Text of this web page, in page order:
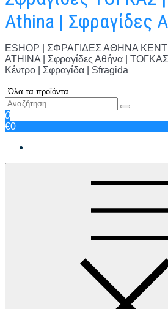
Athina | Σφραγίδες
ESHOP | ΣΦΡΑΓΙΔΕΣ ΑΘΗΝΑ
ATHINA | Σφραγίδες Αθήνα | ΤΟΓΚΑΣ
Κέντρο | Σφραγίδα | Sfragida
0
€0